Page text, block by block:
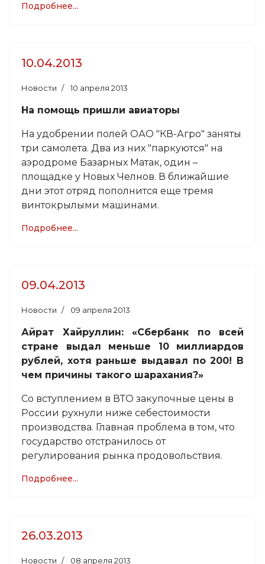
Подробнее...
10.04.2013
Новости 10 апреля 2013
На помощь пришли авиаторы
На удобрении полей ОАО "КВ-Агро" заняты
три самолета. Два из них "паркуются" на
аэродроме Базарных Матак, один –
площадке у Новых Челнов. В ближайшие
дни этот отряд пополнится еще тремя
винтокрылыми машинами.
Подробнее...
09.04.2013
Новости 09 апреля 2013
Айрат Хайруллин: «Сбербанк по всей
стране выдал меньше 10 миллиардов
рублей, хотя раньше выдавал по 200! В
чем причины такого шарахания?»
Со вступлением в ВТО закупочные цены в
России рухнули ниже себестоимости
производства. Главная проблема в том, что
государство отстранилось от
регулирования рынка продовольствия.
Подробнее...
26.03.2013
Новости 08 апреля 2013